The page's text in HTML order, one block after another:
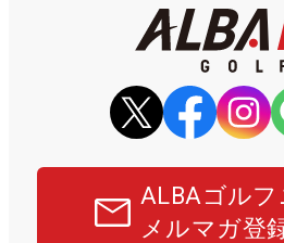
ALBAゴルフ
メルマガ登